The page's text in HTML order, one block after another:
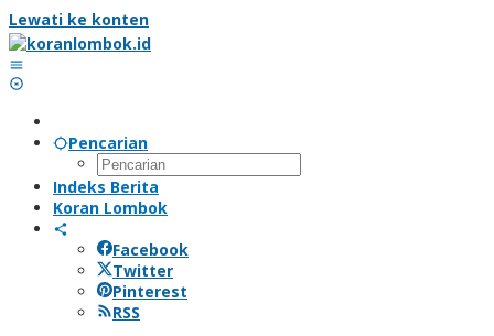
Lewati ke konten
Pencarian
Indeks Berita
Koran Lombok
Facebook
Twitter
Pinterest
RSS